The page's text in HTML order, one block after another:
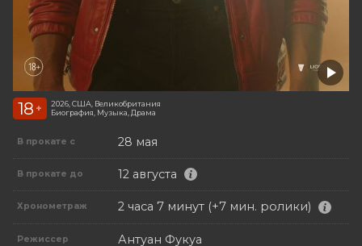
18 +
2026, США, Великобритания
Биография, Музыка, Драма
В прокате с 28 мая
В прокате до 12 августа
Хронометраж 2 часа 7 минут (+7 мин. ролики)
Режиссер Антуан Фукуа